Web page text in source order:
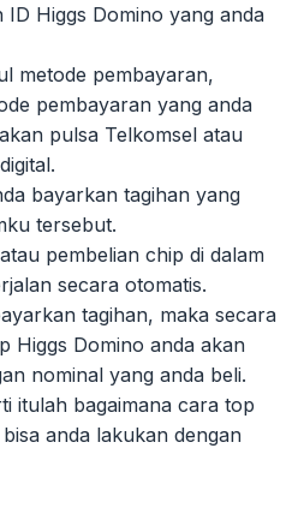
ID Higgs Domino yang anda
metode pembayaran,
pembayaran yang anda
pulsa Telkomsel atau
bayarkan tagihan yang
tersebut.
pembelian chip di dalam
secara otomatis.
tagihan, maka secara
Higgs Domino anda akan
nominal yang anda beli.
itulah bagaimana cara top
anda lakukan dengan